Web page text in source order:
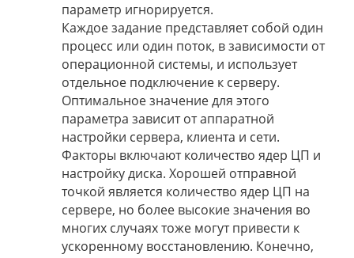
параметр игнорируется.
Каждое задание представляет собой один
процесс или один поток, в зависимости от
операционной системы, и использует
отдельное подключение к серверу.
Оптимальное значение для этого
параметра зависит от аппаратной
настройки сервера, клиента и сети.
Факторы включают количество ядер ЦП и
настройку диска. Хорошей отправной
точкой является количество ядер ЦП на
сервере, но более высокие значения во
многих случаях тоже могут привести к
ускоренному восстановлению. Конечно,